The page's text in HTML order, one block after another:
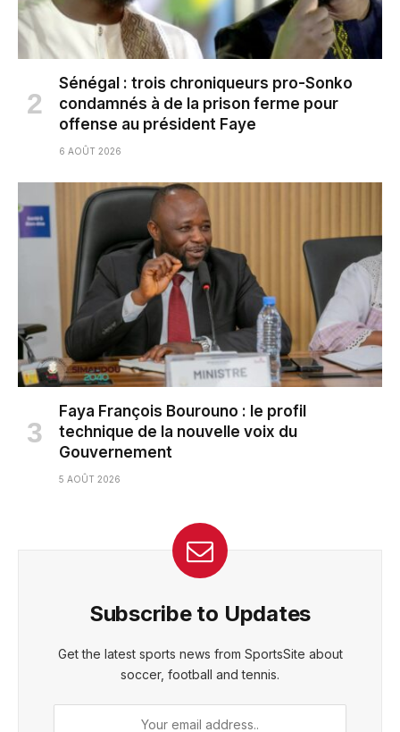
Sénégal : trois chroniqueurs pro-Sonko
condamnés à de la prison ferme pour
offense au président Faye
6 AOÛT 2026
Faya François Bourouno : le profil
technique de la nouvelle voix du
Gouvernement
5 AOÛT 2026
Subscribe to Updates
Get the latest sports news from SportsSite about
soccer, football and tennis.